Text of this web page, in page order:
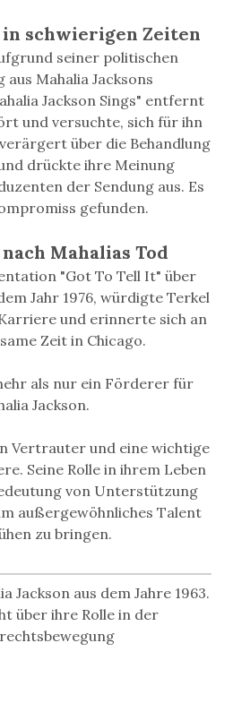
schwierigen Zeiten
seiner politischen
aus Mahalia Jacksons
Jackson Sings" entfernt
und versuchte, sich für ihn
über die Behandlung
drückte ihre Meinung
der Sendung aus. Es
gefunden.
Mahalias Tod
"Got To Tell It" über
Jahr 1976, würdigte Terkel
und erinnerte sich an
Zeit in Chicago.
als nur ein Förderer für
Jackson.
Vertrauter und eine wichtige
Seine Rolle in ihrem Leben
von Unterstützung
außergewöhnliches Talent
zu bringen.
Jackson aus dem Jahre 1963.
über ihre Rolle in der